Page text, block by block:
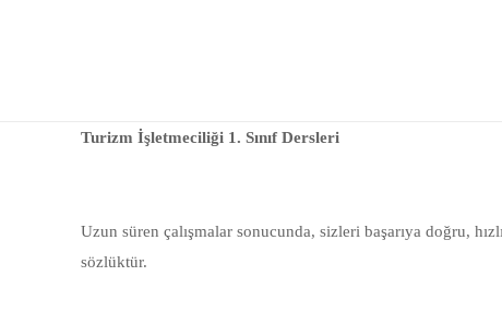
Turizm İşletmeciliği 1. Sınıf Dersleri
Uzun süren çalışmalar sonucunda, sizleri başarıya doğru,
sözlüktür.